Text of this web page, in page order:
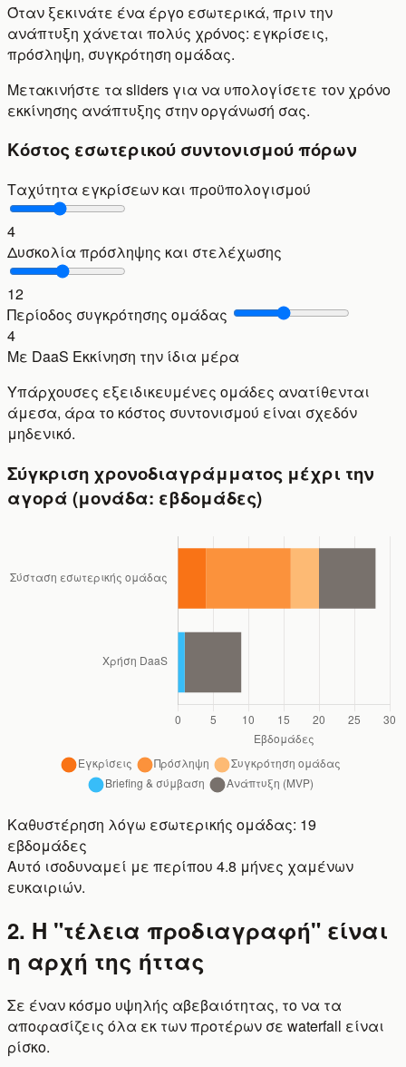
Όταν ξεκινάτε ένα έργο εσωτερικά, πριν την
ανάπτυξη χάνεται πολύς χρόνος: εγκρίσεις,
πρόσληψη, συγκρότηση ομάδας.
Μετακινήστε τα sliders για να υπολογίσετε τον χρόνο
εκκίνησης ανάπτυξης στην οργάνωσή σας.
Κόστος εσωτερικού συντονισμού πόρων
Ταχύτητα εγκρίσεων και προϋπολογισμού
4
Δυσκολία πρόσληψης και στελέχωσης
12
Περίοδος συγκρότησης ομάδας
4
Με DaaS Εκκίνηση την ίδια μέρα
Υπάρχουσες εξειδικευμένες ομάδες ανατίθενται
άμεσα, άρα το κόστος συντονισμού είναι σχεδόν
μηδενικό.
Σύγκριση χρονοδιαγράμματος μέχρι την
αγορά (μονάδα: εβδομάδες)
Καθυστέρηση λόγω εσωτερικής ομάδας: 19
εβδομάδες
Αυτό ισοδυναμεί με περίπου 4.8 μήνες χαμένων
ευκαιριών.
2. Η "τέλεια προδιαγραφή" είναι
η αρχή της ήττας
Σε έναν κόσμο υψηλής αβεβαιότητας, το να τα
αποφασίζεις όλα εκ των προτέρων σε waterfall είναι
ρίσκο.